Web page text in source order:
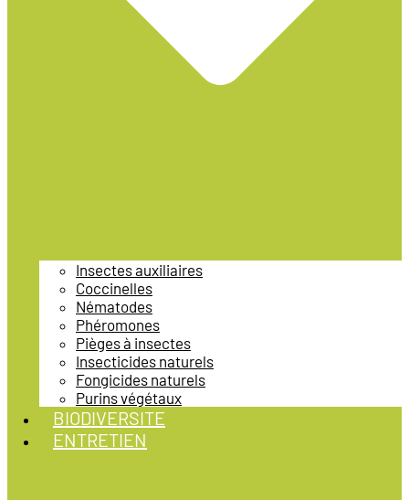
Insectes auxiliaires
Coccinelles
Nématodes
Phéromones
Pièges à insectes
Insecticides naturels
Fongicides naturels
Purins végétaux
BIODIVERSITE
ENTRETIEN